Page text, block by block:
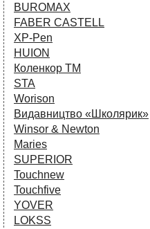
BUROMAX
FABER CASTELL
XP-Pen
HUION
Коленкор ТМ
STA
Worison
Видавництво «Школярик»
Winsor & Newton
Maries
SUPERIOR
Touchnew
Touchfive
YOVER
LOKSS